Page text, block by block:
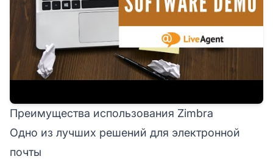
Преимущества использования Zimbra
Одно из лучших решений для электронной
почты